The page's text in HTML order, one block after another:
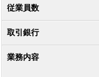
従業員数
取引銀行
業務内容